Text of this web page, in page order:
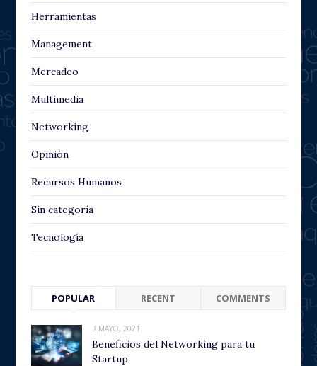
Herramientas
Management
Mercadeo
Multimedia
Networking
Opinión
Recursos Humanos
Sin categoría
Tecnología
POPULAR RECENT COMMENTS
3 MAYO, 2021
Beneficios del Networking para tu
Startup